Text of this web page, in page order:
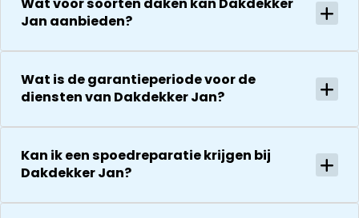
Wat voor soorten daken kan Dakdekker
Jan aanbieden?
Wat is de garantieperiode voor de
diensten van Dakdekker Jan?
Kan ik een spoedreparatie krijgen bij
Dakdekker Jan?